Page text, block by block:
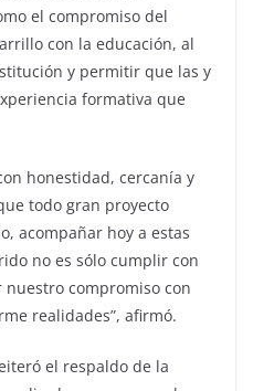
el compromiso del
con la educación, al
y permitir que las y
formativa que
honestidad, cercanía y
todo gran proyecto
acompañar hoy a estas
no es sólo cumplir con
compromiso con
realidades”, afirmó.
el respaldo de la